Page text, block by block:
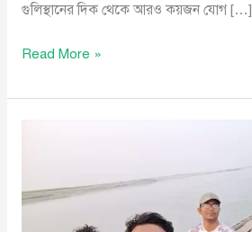
গুলিস্থানের দিক থেকে আরও কয়জন যোগ […]
Read More »
খোঁজে